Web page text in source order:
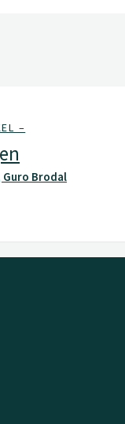
–
Guro Brodal